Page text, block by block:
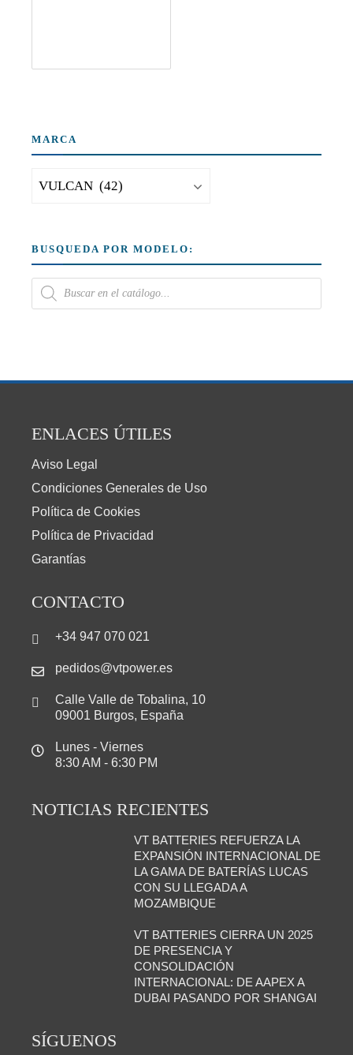
MARCA
BUSQUEDA POR MODELO:
ENLACES ÚTILES
Aviso Legal
Condiciones Generales de Uso
Política de Cookies
Política de Privacidad
Garantías
CONTACTO
+34 947 070 021
pedidos@vtpower.es
Calle Valle de Tobalina, 10
09001 Burgos, España
Lunes - Viernes
8:30 AM - 6:30 PM
NOTICIAS RECIENTES
VT BATTERIES REFUERZA LA
EXPANSIÓN INTERNACIONAL DE
LA GAMA DE BATERÍAS LUCAS
CON SU LLEGADA A
MOZAMBIQUE
VT BATTERIES CIERRA UN 2025
DE PRESENCIA Y
CONSOLIDACIÓN
INTERNACIONAL: DE AAPEX A
DUBAI PASANDO POR SHANGAI
SÍGUENOS